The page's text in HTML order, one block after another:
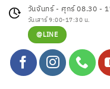
วันจันทร์ - ศุกร์ 08.30 -
วันเสาร์ 9:00-17:30 น.
@LINE